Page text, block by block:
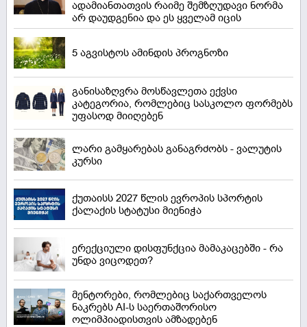
ადამიანთათვის რაიმე შემზღუდავი ნორმა
არ დაუდგენია და ეს ყველამ იცის
5 აგვისტოს ამინდის პროგნოზი
განისაზღვრა მოსწავლეთა ექვსი
კატეგორია, რომლებიც სასკოლო ფორმებს
უფასოდ მიიღებენ
ლარი გამყარებას განაგრძობს - ვალუტის
კურსი
ქუთაისს 2027 წლის ევროპის სპორტის
ქალაქის სტატუსი მიენიჭა
ერექციული დისფუნქცია მამაკაცებში - რა
უნდა ვიცოდეთ?
მენტორები, რომლებიც საქართველოს
ნაკრებს AI-ს საერთაშორისო
ოლიმპიადისთვის ამზადებენ